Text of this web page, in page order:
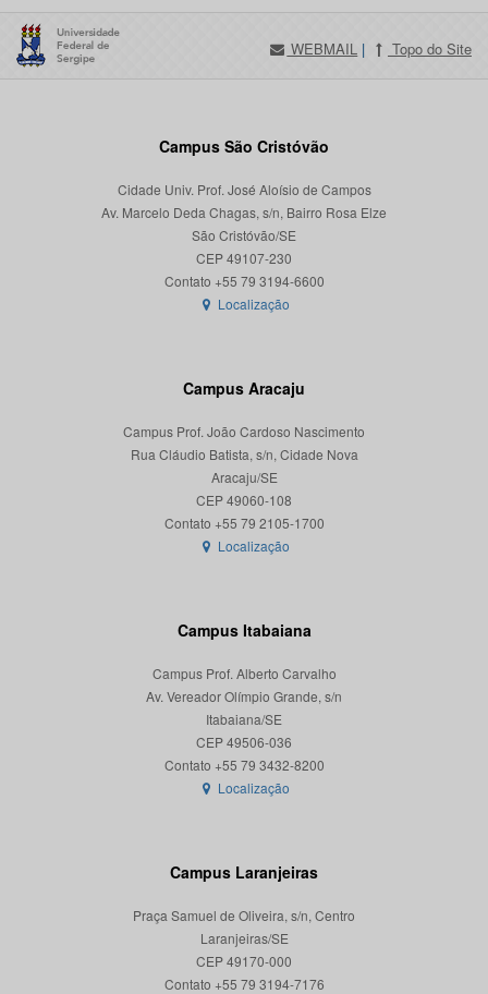
WEBMAIL | Topo do Site
Campus São Cristóvão
Cidade Univ. Prof. José Aloísio de Campos
Av. Marcelo Deda Chagas, s/n, Bairro Rosa Elze
São Cristóvão/SE
CEP 49107-230
Localização
Campus Aracaju
Campus Prof. João Cardoso Nascimento
Rua Cláudio Batista, s/n, Cidade Nova
Aracaju/SE
CEP 49060-108
Localização
Campus Itabaiana
Campus Prof. Alberto Carvalho
Av. Vereador Olímpio Grande, s/n
Itabaiana/SE
CEP 49506-036
Localização
Campus Laranjeiras
Praça Samuel de Oliveira, s/n, Centro
Laranjeiras/SE
CEP 49170-000